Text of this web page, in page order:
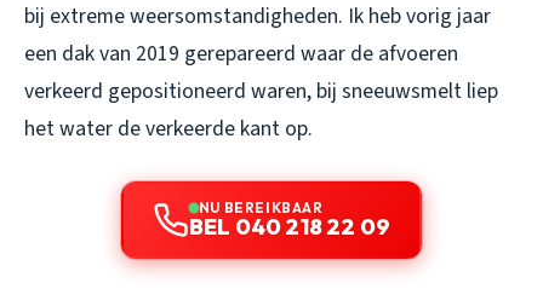
bij extreme weersomstandigheden. Ik heb vorig jaar
een dak van 2019 gerepareerd waar de afvoeren
verkeerd gepositioneerd waren, bij sneeuwsmelt liep
het water de verkeerde kant op.
NU BEREIKBAAR
BEL 040 218 22 09